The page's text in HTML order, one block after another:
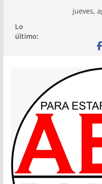
contenido
jueves,
Lo
último: